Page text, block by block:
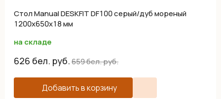
Cтол Manual DESKFIT DF100 серый/дуб мореный
1200х650х18 мм
на складе
626 бел. руб.659бел. руб.
Добавить в корзину